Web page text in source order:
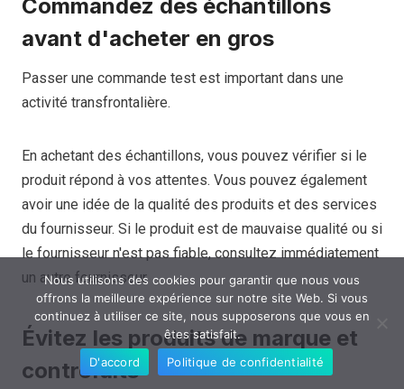
Commandez des échantillons
avant d'acheter en gros
Passer une commande test est important dans une
activité transfrontalière.
En achetant des échantillons, vous pouvez vérifier si le
produit répond à vos attentes. Vous pouvez également
avoir une idée de la qualité des produits et des services
du fournisseur. Si le produit est de mauvaise qualité ou si
le fournisseur n'est pas fiable, consultez immédiatement
un autre fournisseur.
Évitez les produits de marque et
contrefaits
Nous utilisons des cookies pour garantir que nous vous
offrons la meilleure expérience sur notre site Web. Si vous
continuez à utiliser ce site, nous supposerons que vous en
êtes satisfait.
D'accord
Politique de confidentialité